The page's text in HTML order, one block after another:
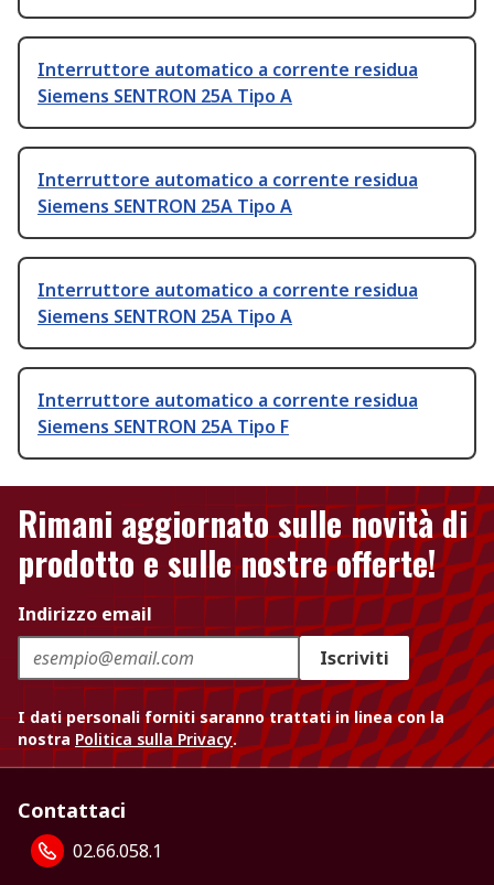
Interruttore automatico a corrente residua
Siemens SENTRON 25A Tipo A
Interruttore automatico a corrente residua
Siemens SENTRON 25A Tipo A
Interruttore automatico a corrente residua
Siemens SENTRON 25A Tipo A
Interruttore automatico a corrente residua
Siemens SENTRON 25A Tipo F
Rimani aggiornato sulle novità di
prodotto e sulle nostre offerte!
Indirizzo email
Iscriviti
I dati personali forniti saranno trattati in linea con la
nostra Politica sulla Privacy.
Contattaci
02.66.058.1